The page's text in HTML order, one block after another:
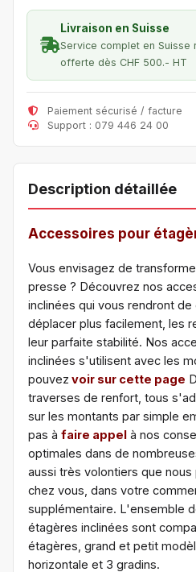
Livraison en Suisse
Service complet en Suisse
offerte dès CHF 500.- HT
Paiement sécurisé / facture
Support : 079 446 24 00
Description détaillée
Accessoires pour
Vous envisagez de
presse ? Découvrez nos
inclinées qui vous rendront
déplacer plus facilement, les
leur parfaite stabilité. Nos
inclinées s'utilisent avec les
pouvez voir sur cette page
traverses de renfort, tous
sur les montants par simple
pas à faire appel à nos
optimales dans de
aussi très volontiers que
chez vous, dans votre
supplémentaire. L'ensemble
étagères inclinées sont
étagères, grand et petit
horizontale et 3 gradins.